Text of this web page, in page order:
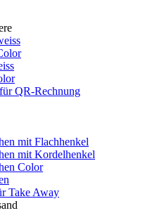
QR-Rechnung
mit Flachhenkel
mit Kordelhenkel
Color
Take Away